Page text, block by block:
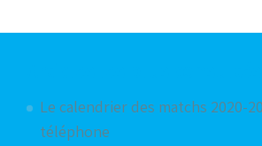
Le calendrier des matchs 2020-
téléphone